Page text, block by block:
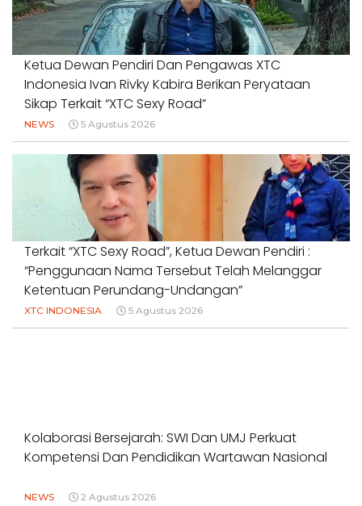
Ketua Dewan Pendiri Dan Pengawas XTC
Indonesia Ivan Rivky Kabira Berikan Peryataan
Sikap Terkait “XTC Sexy Road”
NEWS 5 Agustus 2026
Terkait “XTC Sexy Road”, Ketua Dewan Pendiri :
“Penggunaan Nama Tersebut Telah Melanggar
Ketentuan Perundang-Undangan”
XTC INDONESIA 5 Agustus 2026
Kolaborasi Bersejarah: SWI Dan UMJ Perkuat
Kompetensi Dan Pendidikan Wartawan Nasional
NEWS 2 Agustus 2026